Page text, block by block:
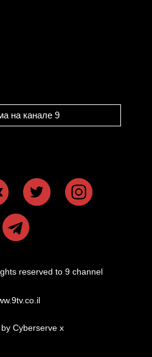
на канале 9
reserved to 9 channel
Cyberserve x